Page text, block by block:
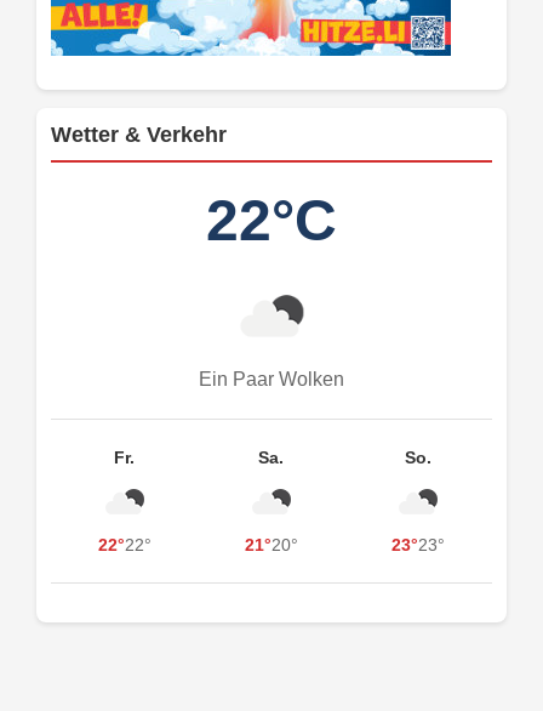
Wetter & Verkehr
22°C
Ein Paar Wolken
Fr.
22°22°
Sa.
21°20°
So.
23°23°